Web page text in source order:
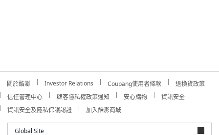
關於酷澎 Investor Relations Coupang使用者條款
退換貨政策
信任管理中心
顧客隱私權政策通知 安心購物
資訊安全
資訊安全及隱私保護認證
加入酷澎商城
Global Site